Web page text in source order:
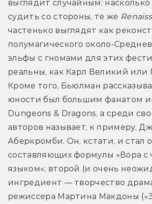
выглядит случайным:
судить со стороны, те же
частенько выглядят как
полумагического около-
эльфы с гномами для этих
реальны, как Карл Великий или
Кроме того, Бьюлман
юности был большим фанатом
Dungeons & Dragons, а среди
авторов называет, к примеру,
Аберкромби. Он, кстати, и стал
составляющих формулы «Вора с
языком»; второй (и очень
ингредиент — творчество
режиссера Мартина Макдоны